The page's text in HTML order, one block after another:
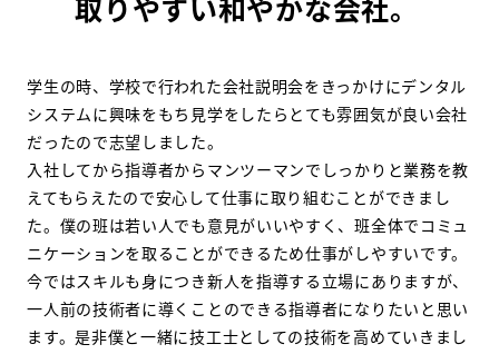
取りやすい和やかな会社。
学生の時、学校で行われた会社説明会をきっかけにデンタル
システムに興味をもち見学をしたらとても雰囲気が良い会社
だったので志望しました。
入社してから指導者からマンツーマンでしっかりと業務を教
えてもらえたので安心して仕事に取り組むことができまし
た。僕の班は若い人でも意見がいいやすく、班全体でコミュ
ニケーションを取ることができるため仕事がしやすいです。
今ではスキルも身につき新人を指導する立場にありますが、
一人前の技術者に導くことのできる指導者になりたいと思い
ます。是非僕と一緒に技工士としての技術を高めていきまし